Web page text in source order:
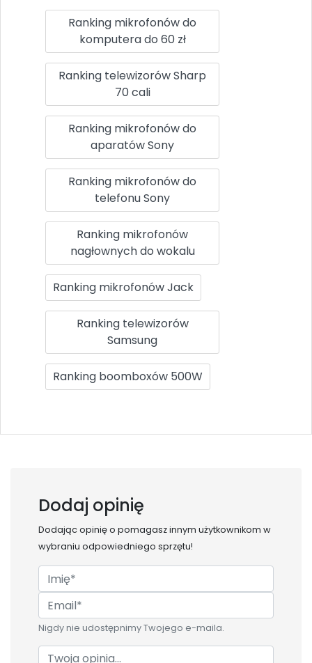
Ranking mikrofonów do
komputera do 60 zł
Ranking telewizorów Sharp
70 cali
Ranking mikrofonów do
aparatów Sony
Ranking mikrofonów do
telefonu Sony
Ranking mikrofonów
nagłownych do wokalu
Ranking mikrofonów Jack
Ranking telewizorów
Samsung
Ranking boomboxów 500W
Dodaj opinię
Dodając opinię o pomagasz innym użytkownikom w
wybraniu odpowiedniego sprzętu!
Nigdy nie udostępnimy Twojego e-maila.